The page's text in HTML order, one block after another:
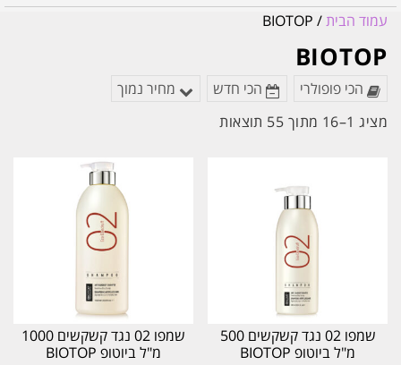
מותג
עמוד הבית/ BIOTOP
BIOTOP
הכי פופולרי הכי חדש
מחיר נמוך
מציג 1–16 מתוך 55 תוצאות
ממוין
שמפו 02 נגד קשקשים 500
מ"ל ביוטופ BIOTOP
שמפו 02 נגד קשקשים 1000
מ"ל ביוטופ BIOTOP